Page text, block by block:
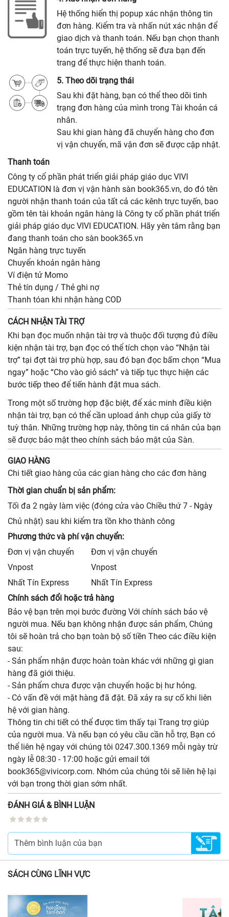
Hệ thống hiển thị popup xác nhận thông tin
đơn hàng. Kiểm tra và nhấn nút xác nhận để
giao dịch và thanh toán. Nếu bạn chọn thanh
toán trực tuyến, hệ thống sẽ đưa bạn đến
trang để thực hiện thanh toán.
5. Theo dõi trạng thái
Sau khi đặt hàng, bạn có thể theo dõi tình
trạng đơn hàng của mình trong Tài khoản cá
nhân.
Sau khi gian hàng đã chuyển hàng cho đơn
vị vận chuyển, mã vận đơn sẽ được cập nhật.
Thanh toán
Công ty cổ phần phát triển giải pháp giáo dục VIVI
EDUCATION là đơn vị vận hành sàn book365.vn, do đó tên
người nhận thanh toán của tất cả các kênh trực tuyến, bao
gồm tên tài khoản ngân hàng là Công ty cổ phần phát triển
giải pháp giáo dục VIVI EDUCATION. Hãy yên tâm rằng bạn
đang thanh toán cho sàn book365.vn
Ngân hàng trực tuyến
Chuyển khoản ngân hàng
Ví điện tử Momo
Thẻ tín dụng / Thẻ ghi nợ
Thanh tóan khi nhận hàng COD
CÁCH NHẬN TÀI TRỢ
Khi bạn đọc muốn nhận tài trợ và thuộc đối tượng đủ điều
kiện nhận tài trợ, bạn đọc có thể tích chọn vào “Nhận tài
trợ” tại đợt tài trợ phù hợp, sau đó bạn đọc bấm chọn “Mua
ngay” hoặc “Cho vào giỏ sách” và tiếp tục thực hiện các
bước tiếp theo để tiến hành đặt mua sách.
Trong một số trường hợp đặc biệt, để xác minh điều kiện
nhận tài trợ, bạn có thể cần upload ảnh chụp của giấy tờ
tuỳ thân. Những trường hợp này, thông tin cá nhân của bạn
sẽ được bảo mật theo chính sách bảo mật của Sàn.
GIAO HÀNG
Chi tiết giao hàng của các gian hàng cho các đơn hàng
Thời gian chuẩn bị sản phẩm:
Tối đa 2 ngày làm việc (đóng cửa vào Chiều thứ 7 - Ngày
Chủ nhật) sau khi kiểm tra tồn kho thành công
Phương thức và phí vận chuyển:
Đơn vị vận chuyển
Vnpost
Nhất Tín Express
Đơn vị vận chuyển
Vnpost
Nhất Tín Express
Chính sách đổi hoặc trả hàng
Bảo vệ bạn trên mọi bước đường Với chính sách bảo vệ
người mua. Nếu bạn không nhận được sản phẩm, Chúng
tôi sẽ hoàn trả cho bạn toàn bộ số tiền Theo các điều kiện
sau:
- Sản phẩm nhận được hoàn toàn khác với những gì gian
hàng đã giới thiệu.
- Sản phẩm chưa được vận chuyển hoặc bị hư hỏng.
- Có vấn đề với mặt hàng đã đặt. Đã xảy ra sự cố khi liên
hệ với gian hàng.
Thông tin chi tiết có thể được tìm thấy tại Trang trợ giúp
của người mua. Và nếu bạn có yêu cầu cần hỗ trợ, Bạn có
thể liên hệ ngay với chúng tôi 0247.300.1369 mỗi ngày trừ
ngày lễ 08:30 - 17:00 hoặc gửi email tới
book365@vivicorp.com. Nhóm của chúng tôi sẽ liên hệ lại
với bạn trong thời gian sớm nhất.
ĐÁNH GIÁ & BÌNH LUẬN
SÁCH CÙNG LĨNH VỰC